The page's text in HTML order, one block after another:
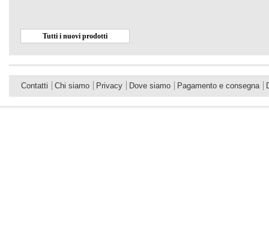
Tutti i nuovi prodotti
Contatti Chi siamo Privacy Dove siamo Pagamento e consegna